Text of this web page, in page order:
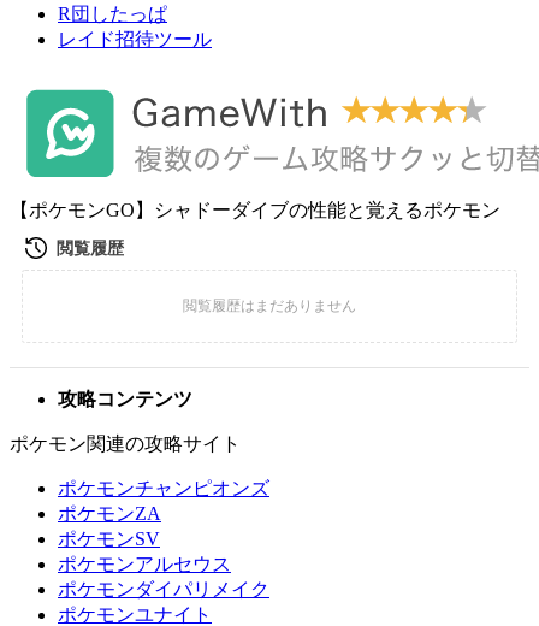
R団したっぱ
レイド招待ツール
【ポケモンGO】シャドーダイブの性能と覚えるポケモン
攻略コンテンツ
ポケモン関連の攻略サイト
ポケモンチャンピオンズ
ポケモンZA
ポケモンSV
ポケモンアルセウス
ポケモンダイパリメイク
ポケモンユナイト